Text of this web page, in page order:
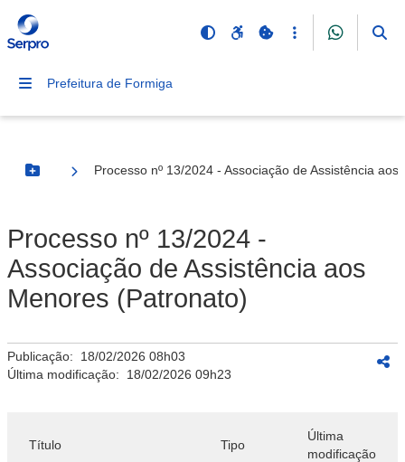
Prefeitura de Formiga
Botão Menu
Processo nº 13/2024 - Associação de Assistência
Processo nº 13/2024 -
Associação de Assistência aos
Menores (Patronato)
Publicação: 18/02/2026 08h03
Última modificação: 18/02/2026 09h23
Título Tipo
Última
modificação